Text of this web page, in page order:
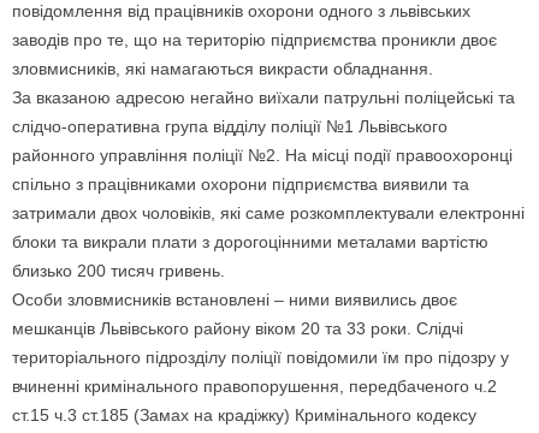
повідомлення від працівників охорони одного з львівських
заводів про те, що на територію підприємства проникли двоє
зловмисників, які намагаються викрасти обладнання.
За вказаною адресою негайно виїхали патрульні поліцейські та
слідчо-оперативна група відділу поліції №1 Львівського
районного управління поліції №2. На місці події правоохоронці
спільно з працівниками охорони підприємства виявили та
затримали двох чоловіків, які саме розкомплектували електронні
блоки та викрали плати з дорогоцінними металами вартістю
близько 200 тисяч гривень.
Особи зловмисників встановлені – ними виявились двоє
мешканців Львівського району віком 20 та 33 роки. Слідчі
територіального підрозділу поліції повідомили їм про підозру у
вчиненні кримінального правопорушення, передбаченого ч.2
ст.15 ч.3 ст.185 (Замах на крадіжку) Кримінального кодексу